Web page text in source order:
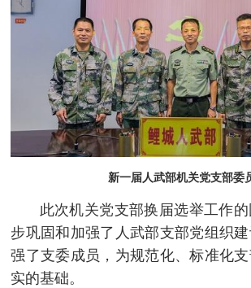
新一届人武部机关党支部委
此次机关党支部换届选举工作
步巩固和加强了人武部支部党组织
强了支委成员，为规范化、标准化
实的基础。